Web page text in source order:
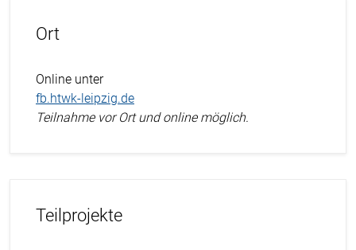
Ort
Online unter
fb.htwk-leipzig.de
Teilnahme vor Ort und online möglich.
Teilprojekte